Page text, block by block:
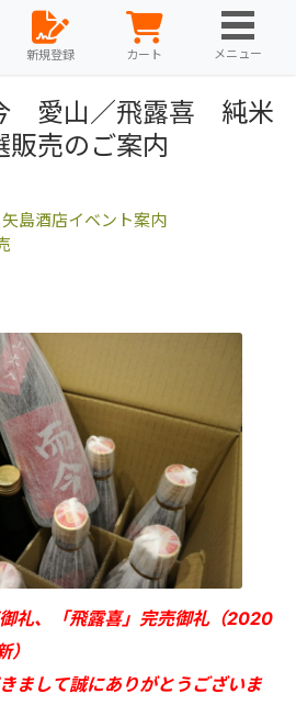
新規登録 カート メニュー
愛山／飛露喜 純米
販売のご案内
矢島酒店イベント案内
礼、「飛露喜」完売御礼（2020
まして誠にありがとうございま